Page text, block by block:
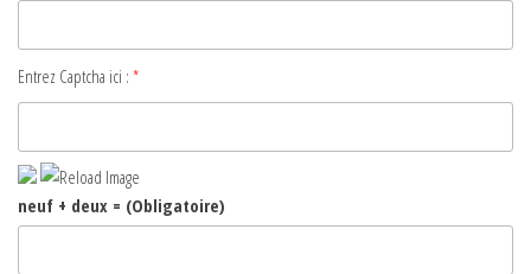
Entrez Captcha ici : *
neuf + deux = (Obligatoire)